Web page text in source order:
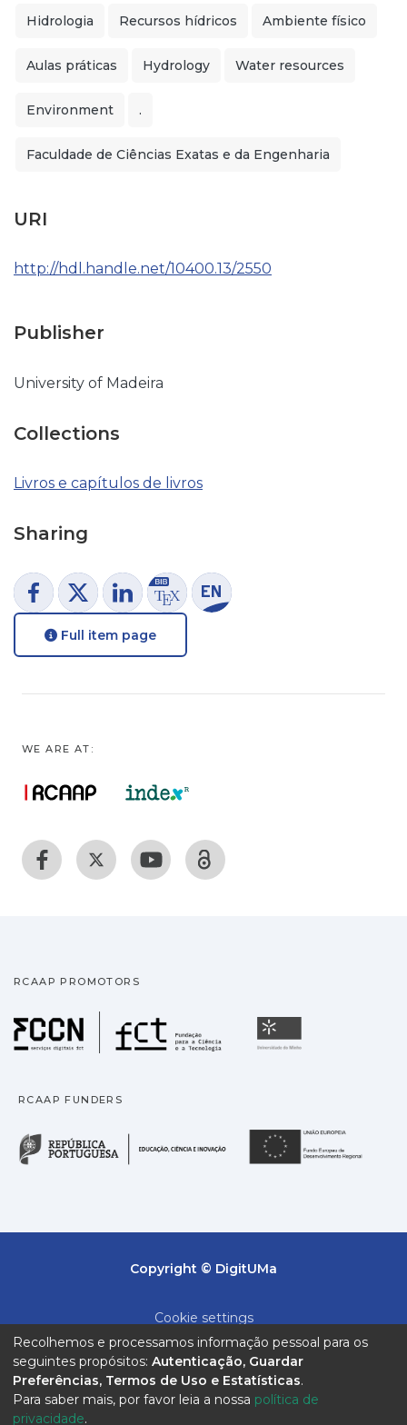
Hidrologia Recursos hídricos Ambiente físico
Aulas práticas Hydrology Water resources
Environment .
Faculdade de Ciências Exatas e da Engenharia
URI
http://hdl.handle.net/10400.13/2550
Publisher
University of Madeira
Collections
Livros e capítulos de livros
Sharing
Full item page
WE ARE AT:
RCAAP PROMOTORS
Fundação para a
RCAAP FUNDERS
República Portuguesa
Copyright © DigitUMa
Cookie settings
Privacy policy
End User Agreement
Recolhemos e processamos informação pessoal para os
seguintes propósitos: Autenticação, Guardar
Preferências, Termos de Uso e Estatísticas.
Para saber mais, por favor leia a nossa política de
privacidade.